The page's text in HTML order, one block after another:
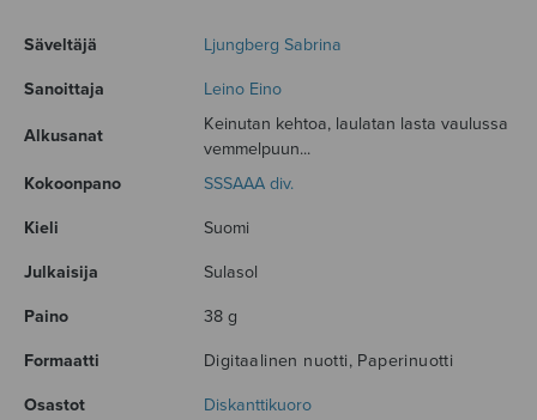
Säveltäjä Ljungberg Sabrina
Sanoittaja Leino Eino
Alkusanat
Keinutan kehtoa, laulatan lasta vaulussa
vemmelpuun...
Kokoonpano
SSSAAA div.
Kieli Suomi
Julkaisija Sulasol
Paino 38 g
Formaatti Digitaalinen nuotti, Paperinuotti
Osastot Diskanttikuoro